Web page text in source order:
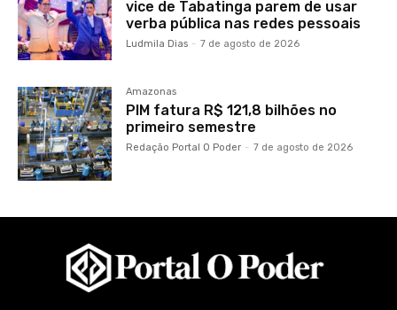
vice de Tabatinga parem de usar
verba pública nas redes pessoais
Ludmila Dias - 7 de agosto de 2026
Amazonas
PIM fatura R$ 121,8 bilhões no
primeiro semestre
Redação Portal O Poder - 7 de agosto de 2026